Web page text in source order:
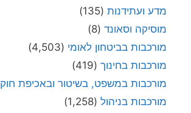
מדע ועתידנות (135)
מוסיקה וסאונד (8)
מורכבות בביטחון לאומי (4,503)
מורכבות בחינוך (419)
מורכבות במשפט, בשיטור ובאכיפת חוק
מורכבות בניהול (1,258)